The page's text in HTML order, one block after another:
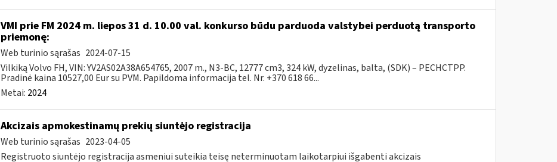
VMI prie FM 2024 m. liepos 31 d. 10.00 val. konkurso būdu parduoda valstybei perduotą transporto
priemonę:
Web turinio sąrašas 2024-07-15
Vilkiką Volvo FH, VIN: YV2AS02A38A654765, 2007 m., N3-BC, 12777 cm3, 324 kW, dyzelinas, balta, (SDK) – PECHCTPP.
Pradinė kaina 10527,00 Eur su PVM. Papildoma informacija tel. Nr. +370 618 66...
Metai: 2024
Akcizais apmokestinamų prekių siuntėjo registracija
Web turinio sąrašas 2023-04-05
Registruoto siuntėjo registracija asmeniui suteikia teisę neterminuotam laikotarpiui išgabenti akcizais